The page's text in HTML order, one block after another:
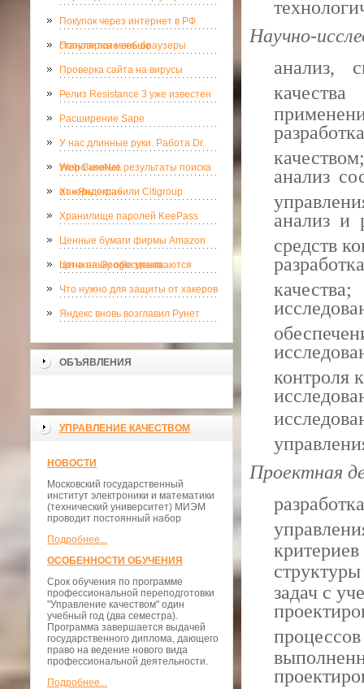
Покупок через интернет в РФ
становится меньше
Популярные веб-браузеры
Проверка сайта на вирусы
Релиз Resistance 3 уже известен
Расширение Sape
У нас длинные руки. Работа Dr.
Web CureNet.
Укороченные результаты поиска
от «Яндекса»
Хакеры ограбили Citigroup
Хранилище паролей KeePass
Ценные бумаги фирмы Amazon
потихоньку обесцениваются
Цена на Google упала
Что нужно для защиты от хакеров
Яндекс вновь возглавил Рунет
ОБЪЯВЛЕНИЯ
УПРАВЛЕНИЕ КАЧЕСТВОМ
НОВОСТИ
Московский государственный
институт электроники и математики
(технический университет) МИЭМ
проводит постоянный набор
Подробнее...
ОСОБЕННОСТИ ОБУЧЕНИЯ
Срок обучения по программе
профессиональной переподготовки
"Управление качеством" один
учебный год (два семестра).
Программа завершается выдачей
государственного диплома, дающего
право на ведение нового вида
профессиональной деятельности.
Подробнее...
Научно-
анализ,
качеством;
анализ
анализ и
средств
качества;
контроля
Проектная
задач с